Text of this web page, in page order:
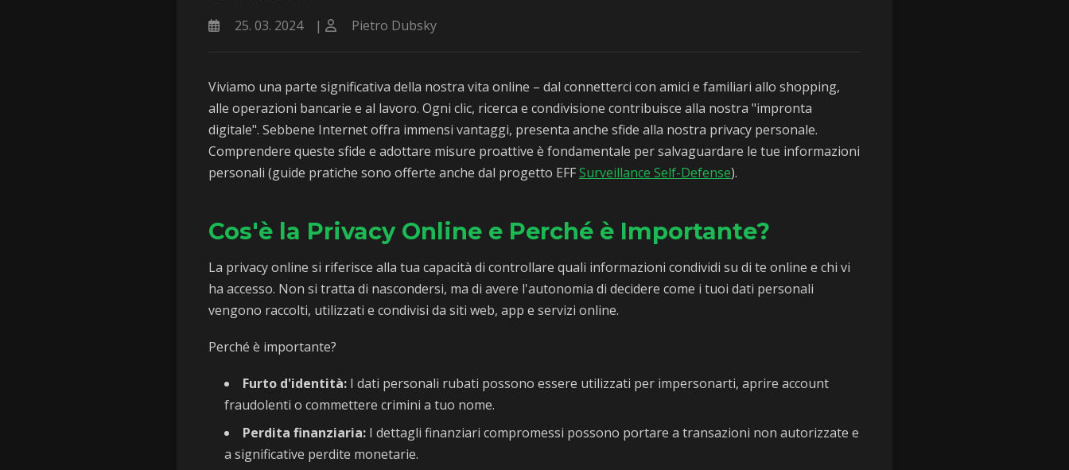
25. 03. 2024 | Pietro Dubsky
Viviamo una parte significativa della nostra vita online – dal connetterci con amici e familiari allo shopping,
alle operazioni bancarie e al lavoro. Ogni clic, ricerca e condivisione contribuisce alla nostra "impronta
digitale". Sebbene Internet offra immensi vantaggi, presenta anche sfide alla nostra privacy personale.
Comprendere queste sfide e adottare misure proattive è fondamentale per salvaguardare le tue informazioni
personali (guide pratiche sono offerte anche dal progetto EFFSurveillance Self-Defense).
Cos'è la Privacy Online e Perché è Importante?
La privacy online si riferisce alla tua capacità di controllare quali informazioni condividi su di te online e chi vi
ha accesso. Non si tratta di nascondersi, ma di avere l'autonomia di decidere come i tuoi dati personali
vengono raccolti, utilizzati e condivisi da siti web, app e servizi online.
Perché è importante?
Furto d'identità: I dati personali rubati possono essere utilizzati per impersonarti, aprire account
fraudolenti o commettere crimini a tuo nome.
Perdita finanziaria: I dettagli finanziari compromessi possono portare a transazioni non autorizzate e
a significative perdite monetarie.